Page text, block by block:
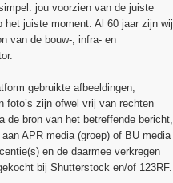
jou voorzien van de juiste
het juiste moment. Al 60 jaar zijn wij
van de bouw-, infra- en
gebruikte afbeeldingen,
foto’s zijn ofwel vrij van rechten
de bron van het betreffende bericht,
APR media (groep) of BU media
en de daarmee verkregen
bij Shutterstock en/of 123RF.